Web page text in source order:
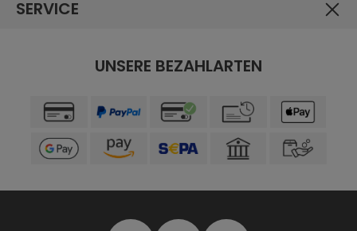
SERVICE
UNSERE BEZAHLARTEN